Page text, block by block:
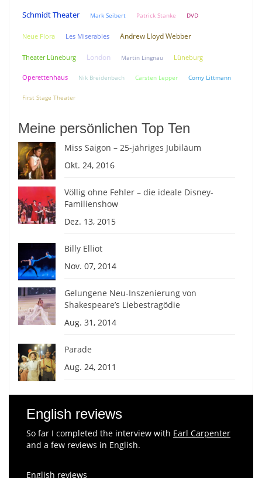
Schmidt Theater Mark Seibert Patrick Stanke DVD
Neue Flora Les Miserables Andrew Lloyd Webber
Theater Lüneburg London Martin Lingnau Lüneburg
Operettenhaus Nik Breidenbach Carsten Lepper Corny Littmann
First Stage Theater
Meine persönlichen Top Ten
Miss Saigon – 25-jähriges Jubiläum
Okt. 24, 2016
Völlig ohne Fehler – die ideale Disney-
Familienshow
Dez. 13, 2015
Billy Elliot
Nov. 07, 2014
Gelungene Neu-Inszenierung von
Shakespeare’s Liebestragödie
Aug. 31, 2014
Parade
Aug. 24, 2011
English reviews
So far I completed the interview with Earl Carpenter
and a few reviews in English.
English reviews